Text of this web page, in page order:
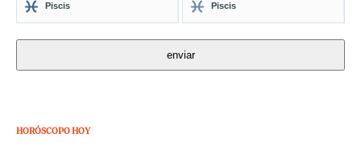
Piscis Piscis
HORÓSCOPO HOY